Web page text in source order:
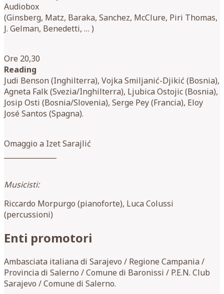
Audiobox
(Ginsberg, Matz, Baraka, Sanchez, McClure, Piri Thomas,
J. Gelman, Benedetti, … )
Ore 20,30
Reading
Judi Benson (Inghilterra), Vojka Smiljanić-Djikić (Bosnia),
Agneta Falk (Svezia/Inghilterra), Ljubica Ostojic (Bosnia),
Josip Osti (Bosnia/Slovenia), Serge Pey (Francia), Eloy
José Santos (Spagna).
Omaggio a Izet Sarajlić
Musicisti:
Riccardo Morpurgo (pianoforte), Luca Colussi
(percussioni)
Enti promotori
Ambasciata italiana di Sarajevo / Regione Campania /
Provincia di Salerno / Comune di Baronissi / P.E.N. Club
Sarajevo / Comune di Salerno.